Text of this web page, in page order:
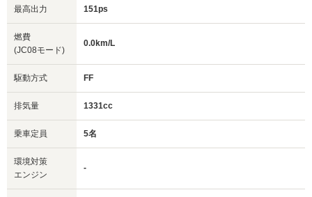
最高出力 151ps
燃費
(JC08モード)
0.0km/L
駆動方式 FF
排気量 1331cc
乗車定員 5名
環境対策
エンジン
-